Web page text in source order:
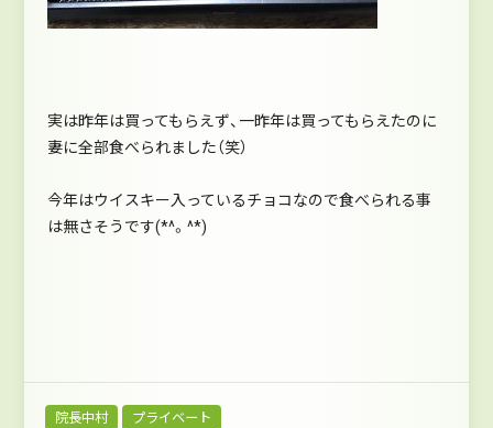
実は昨年は買ってもらえず、一昨年は買ってもらえたのに
妻に全部食べられました（笑）
今年はウイスキー入っているチョコなので食べられる事
は無さそうです(*^。^*)
院長中村 プライベート